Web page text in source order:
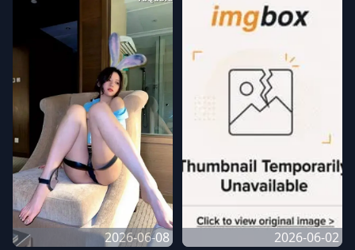
2026-06-08
2026-06-02